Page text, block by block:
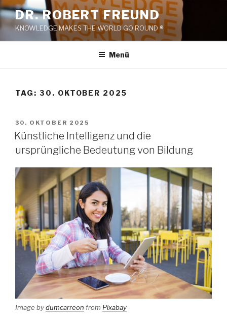
Zum
Inhalt
springen
DR. ROBERT FREUND
KNOWLEDGE MAKES THE WORLD GO ROUND ®
Menü
TAG: 30. OKTOBER 2025
VERÖFFENTLICHT
AM
30. OKTOBER 2025
Künstliche Intelligenz und die
ursprüngliche Bedeutung von Bildung
Image bydumcarreon from Pixabay